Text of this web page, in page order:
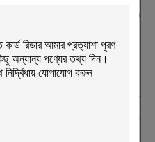
কার্ড (PSAM বোর্ড ব্যবহার করতে হবে)
দৈর্ঘ্য: 85,47 ~ 85.90mm
মান 0.76 মিমি)